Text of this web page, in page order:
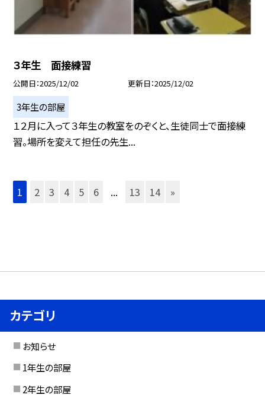
３年生 面接練習
公開日 2025/12/02 更新日 2025/12/02
3年生の部屋
１２月に入って３年生の教室をのぞくと、生徒同士で面接練
習。場所を変えて担任の先生...
1 2 3 4 5 6 ... 13 14 »
カテゴリ
お知らせ
1年生の部屋
2年生の部屋